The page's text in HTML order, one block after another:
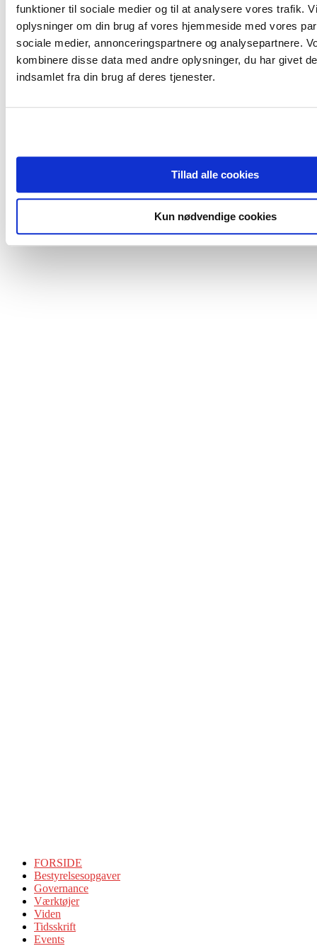
funktioner til sociale medier og til at analysere vores trafik.
oplysninger om din brug af vores hjemmeside med vores
sociale medier, annonceringspartnere og analysepartnere.
kombinere disse data med andre oplysninger, du har givet
indsamlet fra din brug af deres tjenester.
Tillad alle cookies
Kun nødvendige cookies
FORSIDE
Bestyrelsesopgaver
Governance
Værktøjer
Viden
Tidsskrift
Events